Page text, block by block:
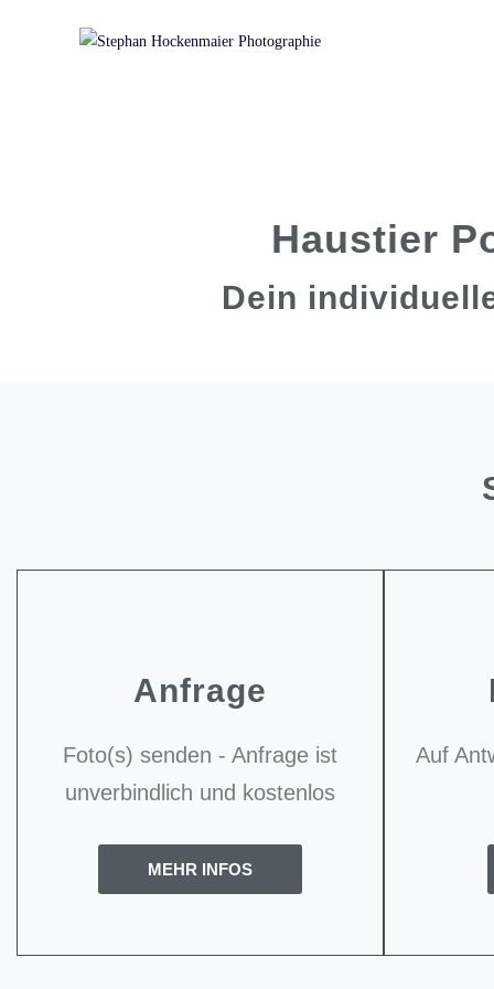
Haustier
Dein
Anfrage
Foto(s) senden - Anfrage ist
unverbindlich und kostenlos
MEHR INFOS
Auf